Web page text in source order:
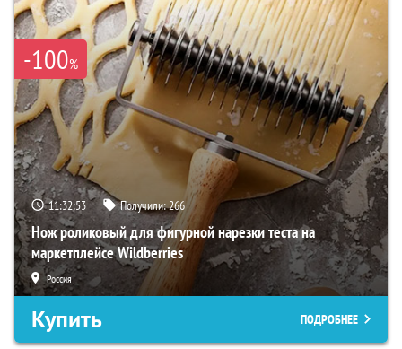
-100%
11:32:52 Получили:266
Нож роликовый для фигурной нарезки теста на
маркетплейсе Wildberries
Россия
Купить ПОДРОБНЕЕ